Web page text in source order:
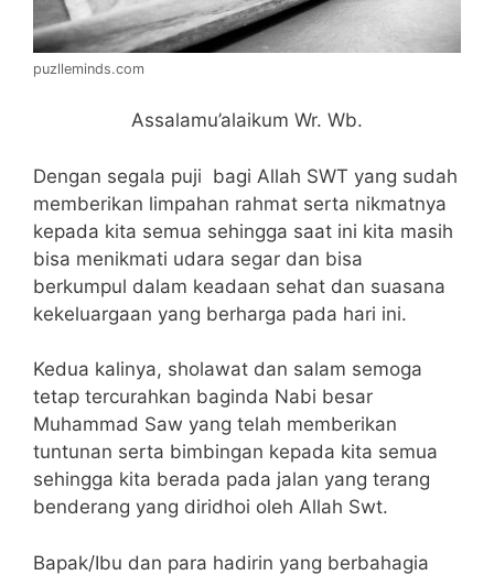
puzlleminds.com
Assalamu’alaikum Wr. Wb.
Dengan segala puji bagi Allah SWT yang sudah
memberikan limpahan rahmat serta nikmatnya
kepada kita semua sehingga saat ini kita masih
bisa menikmati udara segar dan bisa
berkumpul dalam keadaan sehat dan suasana
kekeluargaan yang berharga pada hari ini.
Kedua kalinya, sholawat dan salam semoga
tetap tercurahkan baginda Nabi besar
Muhammad Saw yang telah memberikan
tuntunan serta bimbingan kepada kita semua
sehingga kita berada pada jalan yang terang
benderang yang diridhoi oleh Allah Swt.
Bapak/Ibu dan para hadirin yang berbahagia